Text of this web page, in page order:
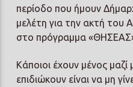
περίοδο που ήμουν
μελέτη για την ακτή του
στο πρόγραμμα
Κάποιοι έχουν μένος
επιδιώκουν είναι να μη